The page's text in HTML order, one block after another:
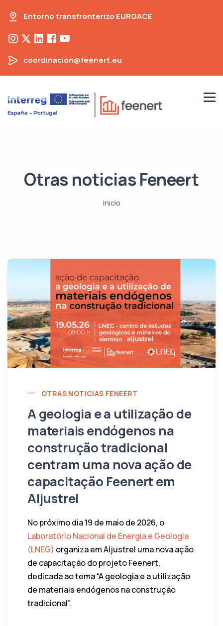
Entorno transfronterizo EUROACE
coordinacion@feenert.eu
Otras noticias Feneert
Inicio
OTRAS NOTICIAS FENEERT
A geologia e a utilização de
materiais endógenos na
construção tradicional
centram uma nova ação de
capacitação Feenert em
Aljustrel
No próximo dia 19 de maio de 2026, o
Laboratório Nacional de Energia e Geologia
(LNEG) organiza em Aljustrel uma nova ação
de capacitação do projeto Feenert,
dedicada ao tema “A geologia e a utilização
de materiais endógenos na construção
tradicional”.